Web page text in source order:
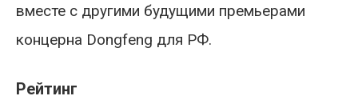
вместе с другими будущими премьерами
концерна Dongfeng для РФ.
Рейтинг